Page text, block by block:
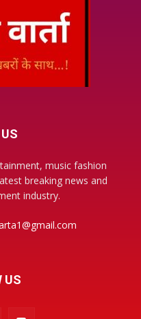
music fashion
breaking news and
industry.
US